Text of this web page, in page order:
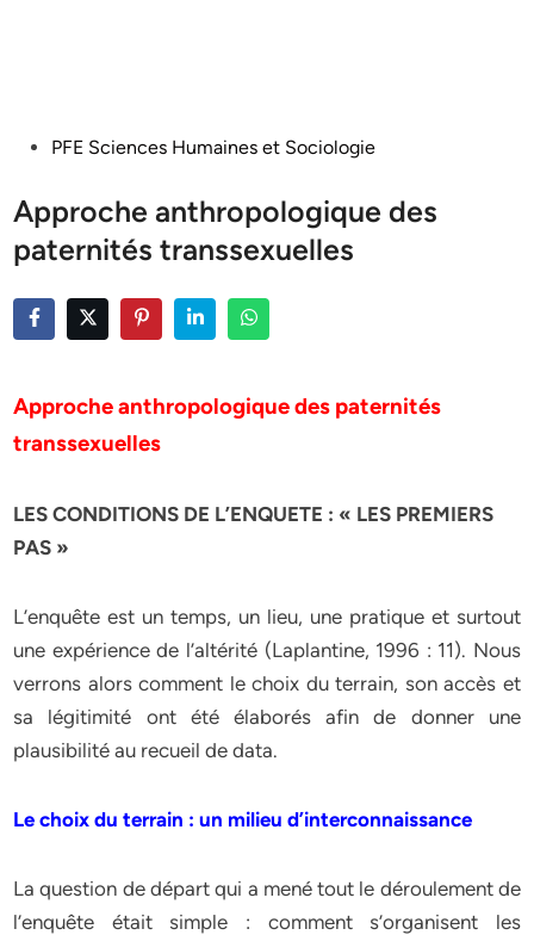
PostedPFE Sciences Humaines et Sociologie
Approche anthropologique des
paternités transsexuelles
Approche anthropologique des paternités
transsexuelles
LES CONDITIONS DE L’ENQUETE : « LES PREMIERS
PAS »
L’enquête est un temps, un lieu, une pratique et surtout
une expérience de l’altérité (Laplantine, 1996 : 11). Nous
verrons alors comment le choix du terrain, son accès et
sa légitimité ont été élaborés afin de donner une
plausibilité au recueil de data.
Le choix du terrain : un milieu d’interconnaissance
La question de départ qui a mené tout le déroulement de
l’enquête était simple : comment s’organisent les